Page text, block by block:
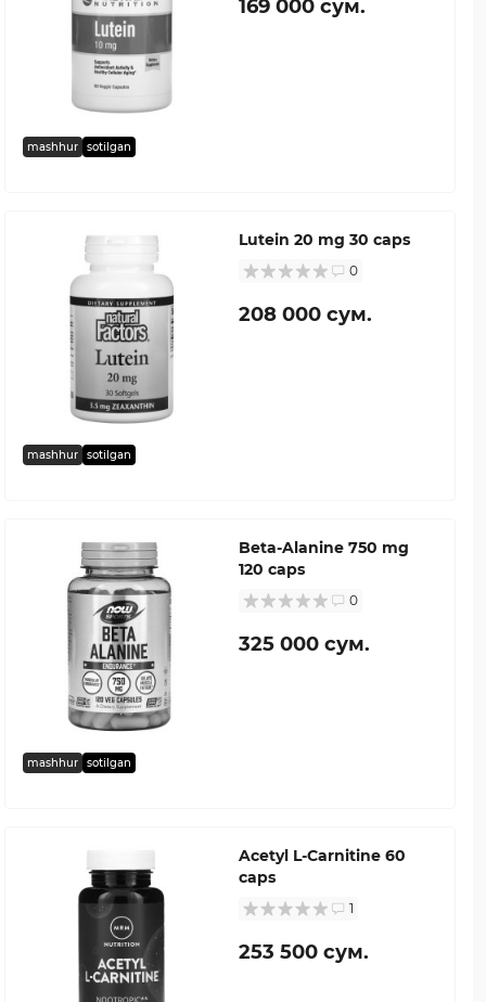
mashhur sotilgan
169 000 сум.
mashhur sotilgan
Lutein 20 mg 30 caps
0
208 000 сум.
mashhur sotilgan
Beta-Alanine 750 mg
120 caps
0
325 000 сум.
Acetyl L-Carnitine 60
caps
1
253 500 сум.